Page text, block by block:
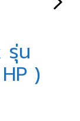
รุ่น
)